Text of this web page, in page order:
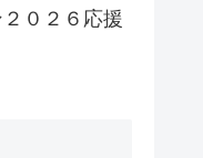
０２６応援